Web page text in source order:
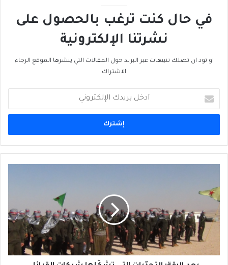
في حال كنت ترغب بالحصول على
نشرتنا الإلكترونية
او تود ان تصلك تنبيهات عبر البريد حول المقالات التي ينشرها الموقع الرجاء
الاشتراك
بريدك
الإلكتروني
التحدّيات
التي
تشكّلها
شبكات
القبائل
والعشائر
السورية